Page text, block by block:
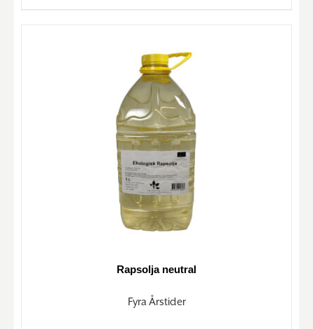
Rapsolja neutral
Fyra Årstider